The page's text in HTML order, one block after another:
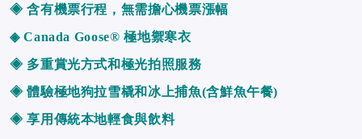
◈ 含有機票行程，無需擔心機票漲幅
◈Canada Goose® 極地禦寒衣
◈ 多重賞光方式和極光拍照服務
◈ 體驗極地狗拉雪橇和冰上捕魚(含鮮魚午餐)
◈享用傳統本地輕食與飲料